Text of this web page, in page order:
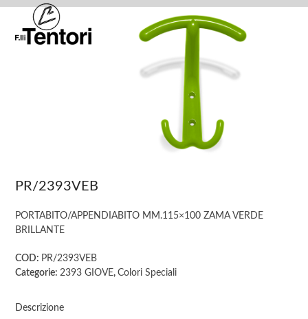
Skip
content
Open
mobile
Close
mobile
PR/2393VEB
PORTABITO/APPENDIABITO MM.115×100 ZAMA VERDE
BRILLANTE
COD: PR/2393VEB
Categorie:2393 GIOVE,Colori Speciali
Descrizione